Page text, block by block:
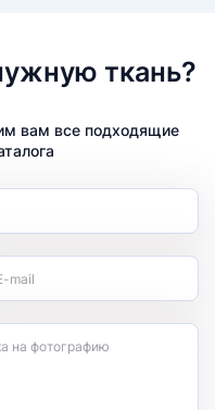
ткань?
вам все подходящие
mail
на фотографию